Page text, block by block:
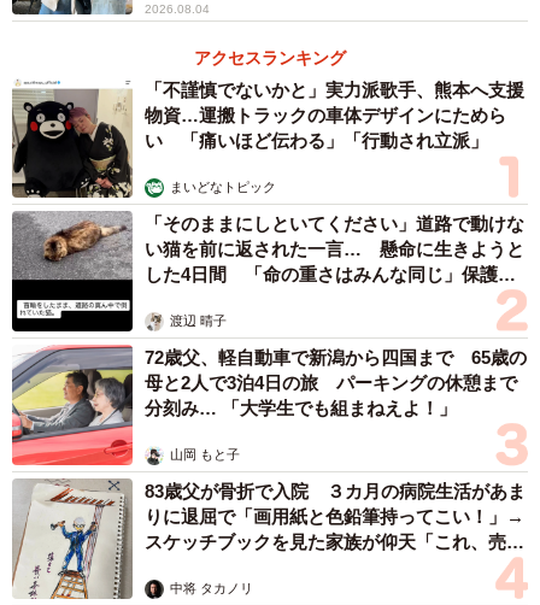
2026.08.04
アクセスランキング
「不謹慎でないかと」実力派歌手、熊本へ支援
物資…運搬トラックの車体デザインにためら
い 「痛いほど伝わる」「行動され立派」
まいどなトピック
「そのままにしといてください」道路で動けな
い猫を前に返された一言… 懸命に生きようと
した4日間 「命の重さはみんな同じ」保護団
渡辺 晴子
72歳父、軽自動車で新潟から四国まで 65歳の
母と2人で3泊4日の旅 パーキングの休憩まで
分刻み… 「大学生でも組まねえよ！」
山岡 もと子
83歳父が骨折で入院 ３カ月の病院生活があま
りに退屈で「画用紙と色鉛筆持ってこい！」→
スケッチブックを見た家族が仰天「これ、売れ
中将 タカノリ